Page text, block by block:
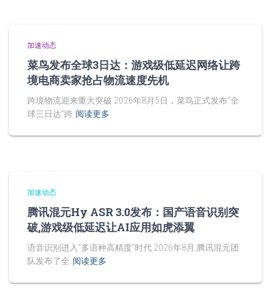
加速动态
菜鸟发布全球3日达：游戏级低延迟网络让跨
境电商卖家抢占物流速度先机
跨境物流迎来重大突破 2026年8月5日，菜鸟正式发布"全
球三日达"跨 阅读更多
加速动态
腾讯混元Hy ASR 3.0发布：国产语音识别突
破,游戏级低延迟让AI应用如虎添翼
语音识别进入"多语种高精度"时代 2026年8月,腾讯混元团
队发布了全 阅读更多